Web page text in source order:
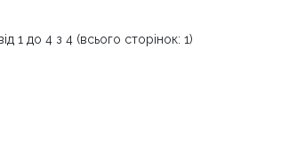
1 до 4 з 4 (всього сторінок: 1)